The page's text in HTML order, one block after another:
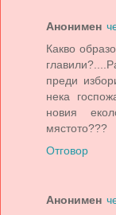
Анонимен
Какво
преди
нека
новия
мястото???
Отговор
Анонимен